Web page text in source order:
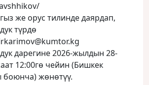
же орус тилинде даярдап,
түрдө
дарегине 2026-жылдын 28-
12:00гө чейин (Бишкек
боюнча) жөнөтүү.